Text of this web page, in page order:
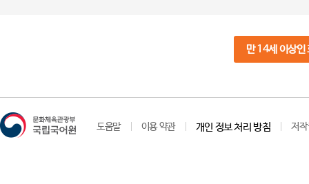
만 14세 이상인
도움말 이용 약관 개인 정보 처리 방침 저